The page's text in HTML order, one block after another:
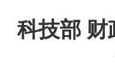
科技部 财